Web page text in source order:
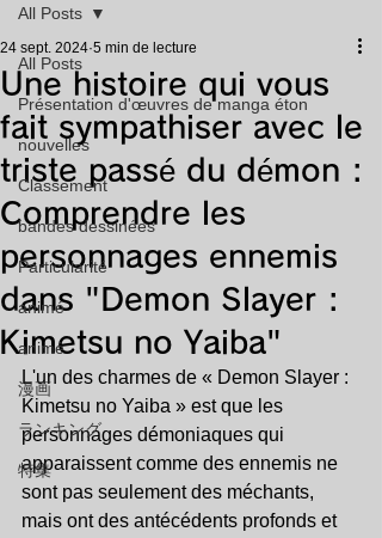
All Posts
Présentation d'œuvres de manga éton
nouvelles
Classement
bandes dessinées
Particularité
animé
animé
漫画
ランキング
特集
All Posts
Une histoire qui vous
fait sympathiser avec le
triste passé du démon :
Comprendre les
personnages ennemis
dans "Demon Slayer :
Kimetsu no Yaiba"
24 sept. 2024 5 min de lecture
L'un des charmes de « Demon Slayer :
Kimetsu no Yaiba » est que les
personnages démoniaques qui
apparaissent comme des ennemis ne
sont pas seulement des méchants,
mais ont des antécédents profonds et